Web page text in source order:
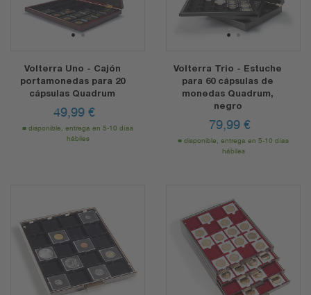
12
Volterra Uno - Cajón
portamonedas para 20
cápsulas Quadrum
49,99 €
disponible, entrega en 5-10 días
hábiles
12
Volterra Trio - Estuche
para 60 cápsulas de
monedas Quadrum,
negro
79,99 €
disponible, entrega en 5-10 días
hábiles